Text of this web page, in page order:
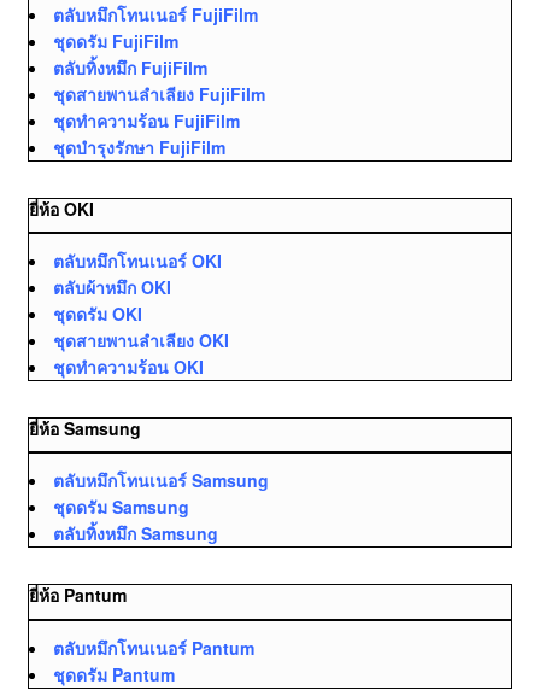
ตลับหมึกโทนเนอร์ FujiFilm
ชุดดรัม FujiFilm
ตลับทิ้งหมึก FujiFilm
ชุดสายพานลำเลียง FujiFilm
ชุดทำความร้อน FujiFilm
ชุดบำรุงรักษา FujiFilm
ยี่ห้อ OKI
ตลับหมึกโทนเนอร์ OKI
ตลับผ้าหมึก OKI
ชุดดรัม OKI
ชุดสายพานลำเลียง OKI
ชุดทำความร้อน OKI
ยี่ห้อ Samsung
ตลับหมึกโทนเนอร์ Samsung
ชุดดรัม Samsung
ตลับทิ้งหมึก Samsung
ยี่ห้อ Pantum
ตลับหมึกโทนเนอร์ Pantum
ชุดดรัม Pantum